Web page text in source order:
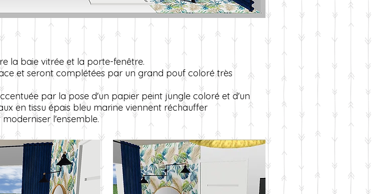
la baie vitrée et la porte-fenêtre.
et seront complétées par un grand pouf coloré très
par la pose d'un papier peint jungle coloré et d'un
en tissu épais bleu marine viennent réchauffer
l'ensemble.